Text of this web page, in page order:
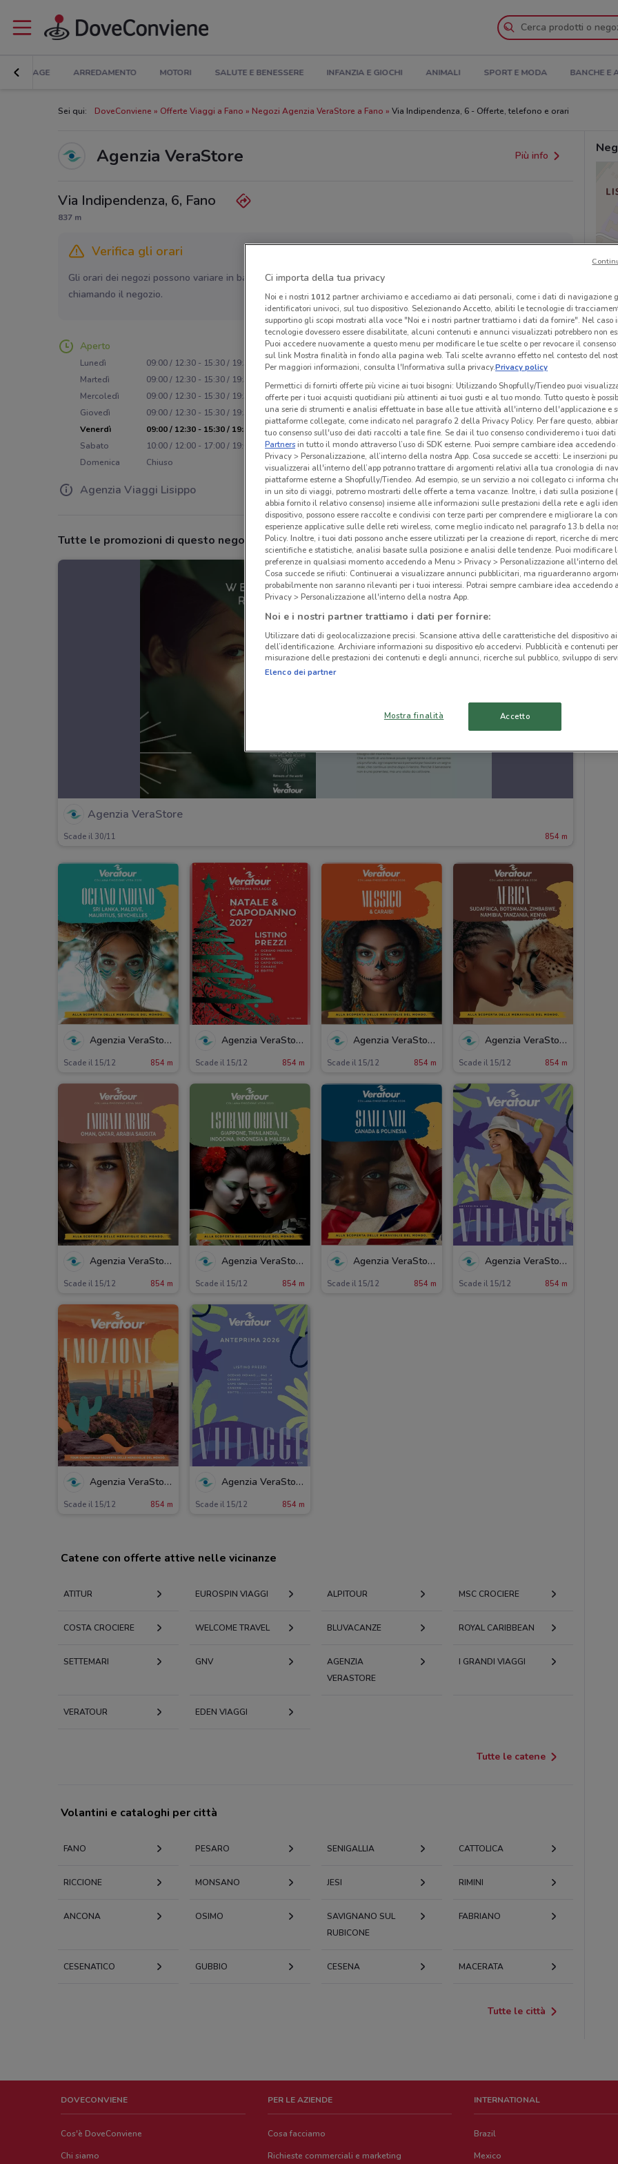
BRICOLAGE ARREDAMENTO MOTORI SALUTE E BENESSERE INFANZIA E GIOCHI ANIMALI SPORT E MODA BANCHE E
Sei qui: DoveConviene Offerte Viaggi a Fano Negozi Agenzia VeraStore a Fano Via Indipendenza, 6 - Offerte, telefono e orari
Agenzia VeraStore Più info
Via Indipendenza, 6, Fano
837 m
Verifica gli orari
Gli orari dei negozi possono variare in base agli ultimi provvedimenti regionali o nazionali. Verifica l’accuratezza
chiamando il negozio.
Aperto
Lunedì
09:00 / 12:30 - 15:30 / 19:30
Martedì
09:00 / 12:30 - 15:30 / 19:30
Mercoledì
09:00 / 12:30 - 15:30 / 19:30
Giovedì
09:00 / 12:30 - 15:30 / 19:30
Venerdì
09:00 / 12:30 - 15:30 / 19:30
Sabato
10:00 / 12:00 - 17:00 / 19:00
Domenica
Chiuso
Agenzia Viaggi Lisippo
Tutte le promozioni di questo negozio
Agenzia VeraStore
Scade il 30/11 854 m
Agenzia VeraStore
Scade il 15/12 854 m
Agenzia VeraStore
Scade il 15/12 854 m
Agenzia VeraStore
Scade il 15/12 854 m
Agenzia VeraStore
Scade il 15/12 854 m
Agenzia VeraStore
Scade il 15/12 854 m
Agenzia VeraStore
Scade il 15/12 854 m
Agenzia VeraStore
Scade il 15/12 854 m
Agenzia VeraStore
Scade il 15/12 854 m
Agenzia VeraStore
Scade il 15/12 854 m
Agenzia VeraStore
Scade il 15/12 854 m
Catene con offerte attive nelle vicinanze
ATITUR EUROSPIN VIAGGI ALPITOUR MSC CROCIERE
COSTA CROCIERE WELCOME TRAVEL BLUVACANZE ROYAL CARIBBEAN
SETTEMARI GNV
AGENZIA
VERASTORE
I GRANDI VIAGGI
VERATOUR EDEN VIAGGI
Tutte le catene
Volantini e cataloghi per città
FANO PESARO SENIGALLIA CATTOLICA
RICCIONE MONSANO JESI RIMINI
ANCONA OSIMO
SAVIGNANO SUL
RUBICONE
FABRIANO
CESENATICO GUBBIO CESENA MACERATA
Tutte le città
DOVECONVIENE
Cos'è DoveConviene
Chi siamo
PER LE AZIENDE
Cosa facciamo
Richieste commerciali e marketing
INTERNATIONAL
Brazil
Mexico
Ci importa della tua privacy
Noi e i nostri 1012partner archiviamo e accediamo ai dati personali, come i dati di navigazione
identificatori univoci, sul tuo dispositivo. Selezionando Accetto, abiliti le tecnologie di
supportino gli scopi mostrati alla voce "Noi e i nostri partner trattiamo i dati da fornire". Nel caso
tecnologie dovessero essere disabilitate, alcuni contenuti e annunci visualizzati potrebbero non
Puoi accedere nuovamente a questo menu per modificare le tue scelte o per revocare il
sul link Mostra finalità in fondo alla pagina web. Tali scelte avranno effetto nel contesto del
Per maggiori informazioni, consulta l'Informativa sulla privacy.Privacy policy
Permettici di fornirti offerte più vicine ai tuoi bisogni: Utilizzando Shopfully/Tiendeo puoi
offerte per i tuoi acquisti quotidiani più attinenti ai tuoi gusti e al tuo mondo. Tutto questo è
una serie di strumenti e analisi effettuate in base alle tue attività all'interno dell'applicazione e
piattaforme collegate, come indicato nel paragrafo 2 della Privacy Policy. Per fare questo,
tuo consenso sull'uso dei dati raccolti a tale fine. Se dai il tuo consenso condivideremo i tuoi dati
Partnersin tutto il mondo attraverso l’uso di SDK esterne. Puoi sempre cambiare idea accedendo
Privacy > Personalizzazione, all’interno della nostra App. Cosa succede se accetti: Le inserzioni
visualizzerai all'interno dell’app potranno trattare di argomenti relativi alla tua cronologia di
piattaforme esterne a Shopfully/Tiendeo. Ad esempio, se un servizio a noi collegato ci informa
in un sito di viaggi, potremo mostrarti delle offerte a tema vacanze. Inoltre, i dati sulla posizione
abbia fornito il relativo consenso) insieme alle informazioni sulle prestazioni della rete e agli
dispositivo, possono essere raccolte e condivisi con terze parti per comprendere e migliorare la
esperienze applicative sulle delle reti wireless, come meglio indicato nel paragrafo 13.b della
Policy. Inoltre, i tuoi dati possono anche essere utilizzati per la creazione di report, ricerche di
scientifiche e statistiche, analisi basate sulla posizione e analisi delle tendenze. Puoi modificare
preferenze in qualsiasi momento accedendo a Menu > Privacy > Personalizzazione all'interno
Cosa succede se rifiuti: Continuerai a visualizzare annunci pubblicitari, ma riguarderanno
probabilmente non saranno rilevanti per i tuoi interessi. Potrai sempre cambiare idea accedendo
Privacy > Personalizzazione all'interno della nostra App.
Noi e i nostri partner trattiamo i dati per fornire:
Utilizzare dati di geolocalizzazione precisi. Scansione attiva delle caratteristiche del dispositivo
dell’identificazione. Archiviare informazioni su dispositivo e/o accedervi. Pubblicità e contenuti
misurazione delle prestazioni dei contenuti e degli annunci, ricerche sul pubblico, sviluppo di
Elenco dei partner
Mostra finalità Accetto